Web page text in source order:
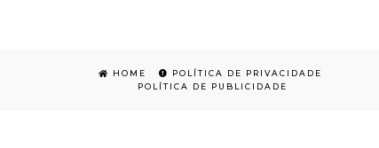
HOME
POLÍTICA DE PRIVACIDADE
POLÍTICA DE PUBLICIDADE